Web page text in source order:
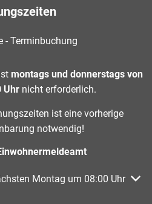
- Terminbuchung
montags und donnerstags von
Uhr nicht erforderlich.
ist eine vorherige
notwendig!
oder Schließzeiten
Montag um 08:00 Uhr